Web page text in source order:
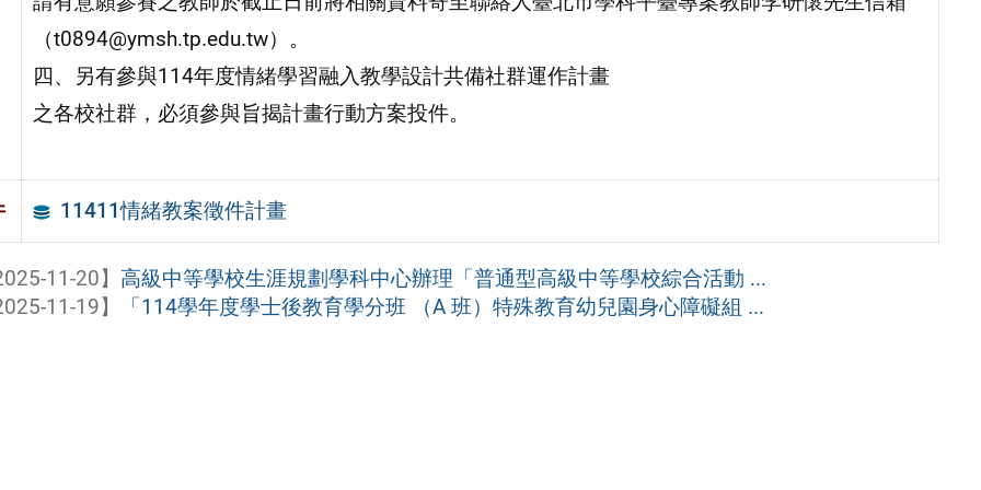
（t0894@ymsh.tp.edu.tw）。
四、另有參與114年度情緒學習融入教學設計共備社群運作計畫
之各校社群，必須參與旨揭計畫行動方案投件。
11411情緒教案徵件計畫
11-20】高級中等學校生涯規劃學科中心辦理「普通型高級中等學校綜合活動 ...
11-19】
「114學年度學士後教育學分班 （A 班）特殊教育幼兒園身心障礙組 ...